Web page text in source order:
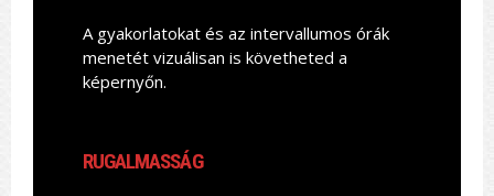
A gyakorlatokat és az intervallumos órák
menetét vizuálisan is követheted a
képernyőn.
RUGALMASSÁG